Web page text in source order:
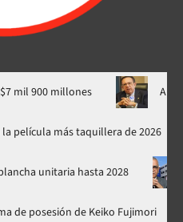
millones Albizu
convierte en la película más
hasta 2028 Carlos
fue a la toma de posesión de Keiko